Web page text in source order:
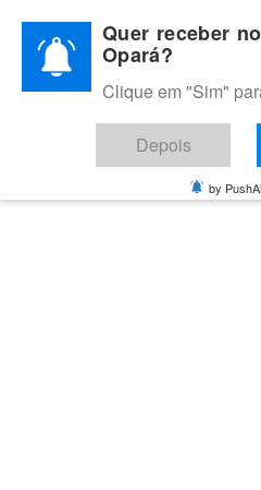
content
BLOG
Melhores notícias de
Quer receber
Opará?
Clique em "Sim"
Depois
by